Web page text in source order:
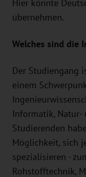
Hier könnte
übernehmen.
Welches sind die
Der Studiengang
einem
Informatik, Natur-
Studierenden
Möglichkeit, sich
spezialisieren -
Rohstofftechnik,